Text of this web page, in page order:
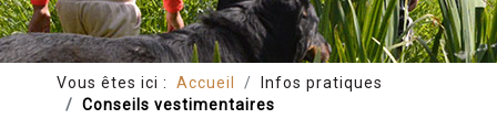
Vous êtes ici : Accueil
Infos pratiques
Conseils vestimentaires